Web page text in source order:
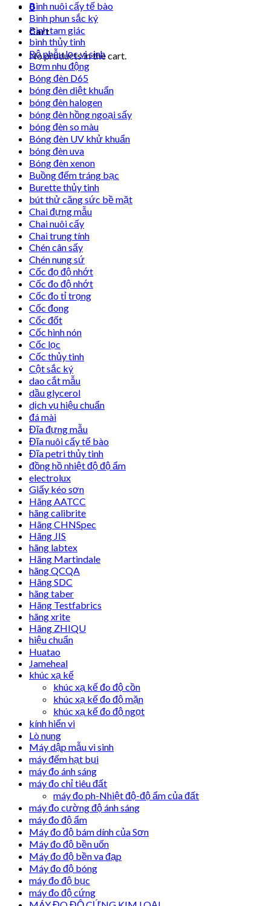
0
Cart
No products in the cart.
Bình nuôi cấy tế bào
Bình phun sắc ký
Bình tam giác
bình thủy tinh
Bộ phễu lọc vi sinh
Bơm nhu động
Bóng đèn D65
bóng đèn diệt khuẩn
bóng đèn halogen
bóng đèn hồng ngoại sấy
bóng đèn so màu
Bóng đèn UV khử khuẩn
bóng đèn uva
Bóng đèn xenon
Buồng đếm tráng bạc
Burette thủy tinh
bút thử căng sức bề mặt
Chai đựng mẫu
Chai nuôi cấy
Chai trung tính
Chén cân sấy
Chén nung sứ
Cốc đọ độ nhớt
Cốc đo độ nhớt
Cốc đo tỉ trọng
Cốc đong
Cốc đốt
Cốc hình nón
Cốc lọc
Cốc thủy tinh
Cột sắc ký
dao cắt mẫu
dầu glycerol
dịch vụ hiệu chuẩn
đá mài
Đĩa đựng mẫu
Đĩa nuôi cấy tế bào
Đĩa petri thủy tinh
đồng hồ nhiệt độ độ ẩm
electrolux
Giấy kéo sơn
Hãng AATCC
hãng calibrite
Hãng CHNSpec
Hãng JIS
hãng labtex
Hãng Martindale
hãng QCQA
Hãng SDC
hãng taber
Hãng Testfabrics
hãng xrite
Hãng ZHIQU
hiệu chuẩn
Huatao
Jameheal
khúc xạ kế
khúc xạ kế đo độ cồn
khúc xạ kế đo độ mặn
khúc xạ kế đo độ ngọt
kính hiển vi
Lò nung
Máy dập mẫu vi sinh
máy đếm hạt bụi
máy đo ánh sáng
máy đo chỉ tiêu đất
máy đo ph-Nhiệt độ-độ ẩm của đất
máy đo cường độ ánh sáng
máy đo độ ẩm
Máy đo độ bám dính của Sơn
Máy đo độ bền uốn
Máy đo độ bền va đạp
Máy đo độ bóng
máy đo độ bục
máy đo độ cứng